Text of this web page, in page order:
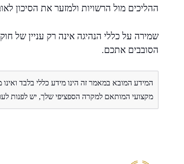
ההליכים מול הרשויות ולמזער את הסיכון
שמירה על כללי הנהיגה אינה רק עניין של
הסובבים אתכם.
המידע המובא במאמר זה הינו מידע כללי בלבד
מקצועי המותאם למקרה הספציפי שלך, יש לפנות